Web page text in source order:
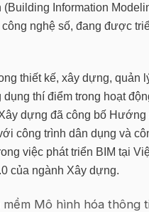
Information
nghệ số, đang được
thiết kế, xây dựng,
thí điểm trong hoạt
dựng đã công bố
công trình dân dụng và
việc phát triển BIM tại
của ngành Xây dựng.
mềm Mô hình hóa thông